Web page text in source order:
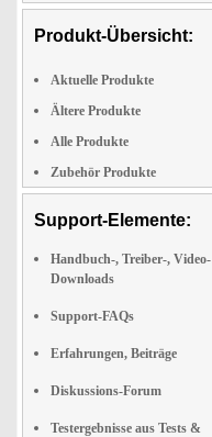
Produkt-Übersicht:
Aktuelle Produkte
Ältere Produkte
Alle Produkte
Zubehör Produkte
Support-Elemente:
Handbuch-, Treiber-, Video-
Downloads
Support-FAQs
Erfahrungen, Beiträge
Diskussions-Forum
Testergebnisse aus Tests &